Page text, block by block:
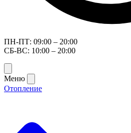
ПН-ПТ: 09:00 – 20:00
СБ-ВС: 10:00 – 20:00
Меню
Отопление